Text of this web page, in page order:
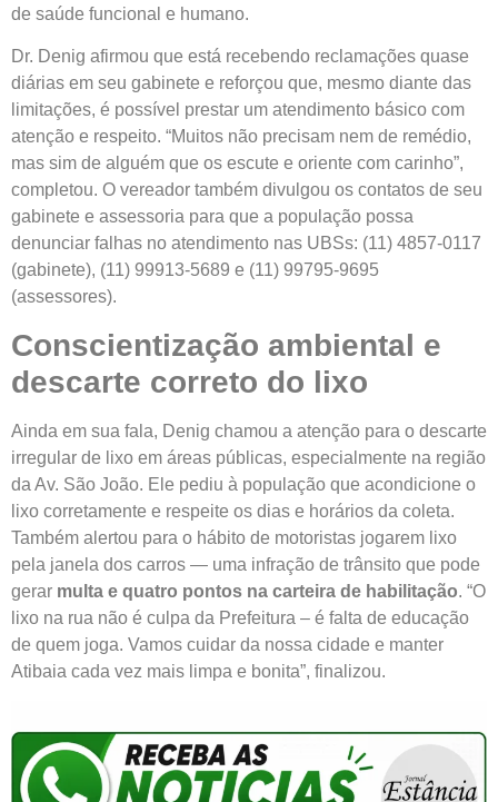
de saúde funcional e humano.
Dr. Denig afirmou que está recebendo reclamações quase
diárias em seu gabinete e reforçou que, mesmo diante das
limitações, é possível prestar um atendimento básico com
atenção e respeito. “Muitos não precisam nem de remédio,
mas sim de alguém que os escute e oriente com carinho”,
completou. O vereador também divulgou os contatos de seu
gabinete e assessoria para que a população possa
denunciar falhas no atendimento nas UBSs: (11) 4857-0117
(gabinete), (11) 99913-5689 e (11) 99795-9695
(assessores).
Conscientização ambiental e
descarte correto do lixo
Ainda em sua fala, Denig chamou a atenção para o descarte
irregular de lixo em áreas públicas, especialmente na região
da Av. São João. Ele pediu à população que acondicione o
lixo corretamente e respeite os dias e horários da coleta.
Também alertou para o hábito de motoristas jogarem lixo
pela janela dos carros — uma infração de trânsito que pode
gerar multa e quatro pontos na carteira de habilitação. “O
lixo na rua não é culpa da Prefeitura – é falta de educação
de quem joga. Vamos cuidar da nossa cidade e manter
Atibaia cada vez mais limpa e bonita”, finalizou.